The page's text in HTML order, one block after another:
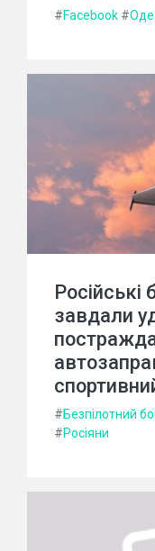
#Facebook #
Російські
завдали
#Безпілотний
#Росіяни